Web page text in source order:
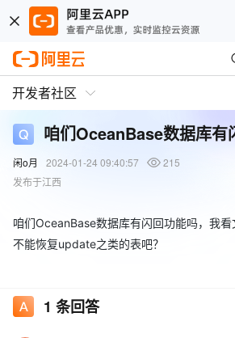
开发者社区
咱们OceanBase数据库有
闲o月 2024-01-24 09:40:57
215
发布于江西
咱们OceanBase数据库有闪回功能吗，我
不能恢复update之类的表吧？
1 条回答